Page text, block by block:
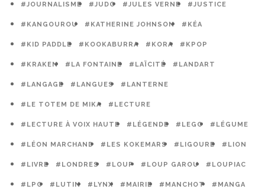
#JOURNALISME #JUDO #JULES VERNE #JUSTICE
#KANGOUROU #KATHERINE JOHNSON #KÉA
#KID PADDLE #KOOKABURRA #KORA #KPOP
#KRAKEN #LA FONTAINE #LAÏCITÉ #LANDART
#LANGAGE #LANGUES #LANTERNE
#LE TOTEM DE MIKA #LECTURE
#LECTURE À VOIX HAUTE #LÉGENDE #LEGO #LÉGUME
#LÉON MARCHAND #LES KOKEMARS #LIGOURE #LION
#LIVRE #LONDRES #LOUP #LOUP GAROU #LOUPIAC
#LPO #LUTIN #LYNX #MAIRIE #MANCHOT #MANGA